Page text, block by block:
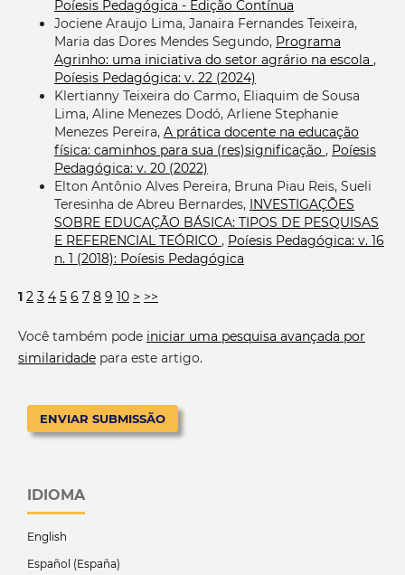
Poíesis Pedagógica - Edição Contínua
Jociene Araujo Lima, Janaira Fernandes Teixeira,
Maria das Dores Mendes Segundo, Programa
Agrinho: uma iniciativa do setor agrário na escola ,
Poíesis Pedagógica: v. 22 (2024)
Klertianny Teixeira do Carmo, Eliaquim de Sousa
Lima, Aline Menezes Dodó, Arliene Stephanie
Menezes Pereira, A prática docente na educação
física: caminhos para sua (res)significação , Poíesis
Pedagógica: v. 20 (2022)
Elton Antônio Alves Pereira, Bruna Piau Reis, Sueli
Teresinha de Abreu Bernardes, INVESTIGAÇÕES
SOBRE EDUCAÇÃO BÁSICA: TIPOS DE PESQUISAS
E REFERENCIAL TEÓRICO , Poíesis Pedagógica: v. 16
n. 1 (2018): Poíesis Pedagógica
1 2 3 4 5 6 7 8 9 10 > >>
Você também pode iniciar uma pesquisa avançada por
similaridadepara este artigo.
ENVIAR SUBMISSÃO
IDIOMA
English
Español (España)